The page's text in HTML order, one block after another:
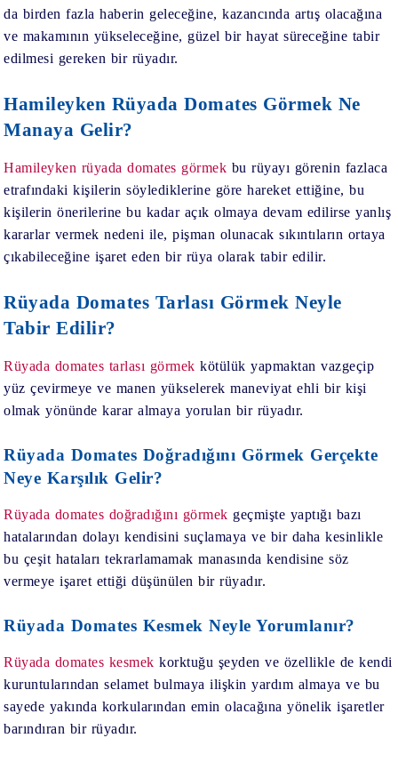
da birden fazla haberin geleceğine, kazancında artış olacağına
ve makamının yükseleceğine, güzel bir hayat süreceğine tabir
edilmesi gereken bir rüyadır.
Hamileyken Rüyada Domates Görmek Ne
Manaya Gelir?
Hamileyken rüyada domates görmek bu rüyayı görenin fazlaca
etrafındaki kişilerin söylediklerine göre hareket ettiğine, bu
kişilerin önerilerine bu kadar açık olmaya devam edilirse yanlış
kararlar vermek nedeni ile, pişman olunacak sıkıntıların ortaya
çıkabileceğine işaret eden bir rüya olarak tabir edilir.
Rüyada Domates Tarlası Görmek Neyle
Tabir Edilir?
Rüyada domates tarlası görmek kötülük yapmaktan vazgeçip
yüz çevirmeye ve manen yükselerek maneviyat ehli bir kişi
olmak yönünde karar almaya yorulan bir rüyadır.
Rüyada Domates Doğradığını Görmek Gerçekte
Neye Karşılık Gelir?
Rüyada domates doğradığını görmek geçmişte yaptığı bazı
hatalarından dolayı kendisini suçlamaya ve bir daha kesinlikle
bu çeşit hataları tekrarlamamak manasında kendisine söz
vermeye işaret ettiği düşünülen bir rüyadır.
Rüyada Domates Kesmek Neyle Yorumlanır?
Rüyada domates kesmek korktuğu şeyden ve özellikle de kendi
kuruntularından selamet bulmaya ilişkin yardım almaya ve bu
sayede yakında korkularından emin olacağına yönelik işaretler
barındıran bir rüyadır.